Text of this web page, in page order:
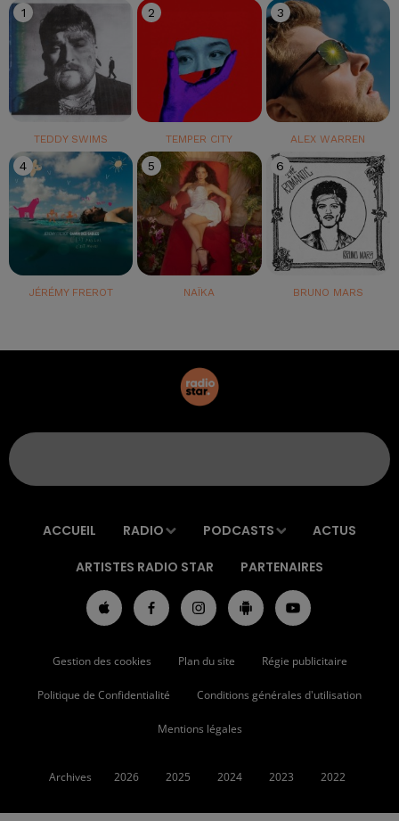
1
TEDDY SWIMS
2
TEMPER CITY
3
ALEX WARREN
4
JÉRÉMY FREROT
5
NAÏKA
6
BRUNO MARS
ACCUEIL RADIO PODCASTS ACTUS
ARTISTES RADIO STAR PARTENAIRES
Gestion des cookies Plan du site Régie publicitaire
Politique de Confidentialité Conditions générales d'utilisation
Mentions légales
Archives 2026 2025 2024 2023 2022